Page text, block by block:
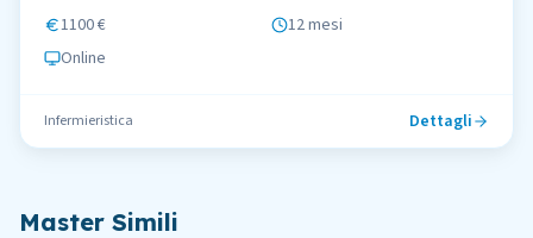
1100 €
12 mesi
Online
Infermieristica Dettagli
Master Simili